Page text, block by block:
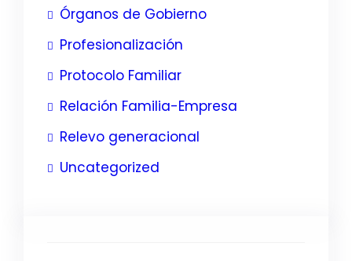
Órganos de Gobierno
Profesionalización
Protocolo Familiar
Relación Familia-Empresa
Relevo generacional
Uncategorized